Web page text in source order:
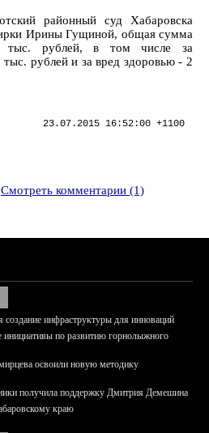
районный суд Хабаровска
Ирины Гущиной, общая сумма
тыс. рублей, в том числе за
рублей и за вред здоровью - 2
23.07.2015 16:52:00 +1100
Смотреть комментарии (1)
создание инфраструктуры для инноваций
по развитию горнолыжного
освоили новую методику
получила поддержку Дмитрия Демешина
краю